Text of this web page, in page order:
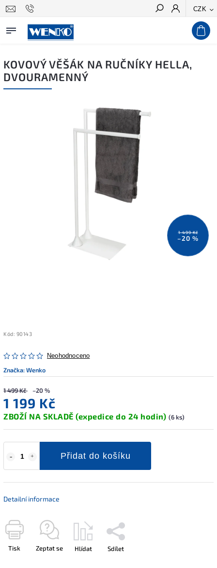
CZK
Hledat
KOVOVÝ VĚŠÁK NA RUČNÍKY HELLA,
DVOURAMENNÝ
1 499 Kč
–20 %
Kód: 90143
Neohodnoceno
Značka:Wenko
1 499 Kč –20 %
1 199 Kč
ZBOŽÍ NA SKLADĚ (expedice do 24 hodin) (6 ks)
Přidat do košíku
Detailní informace
Tisk Zeptat se Hlídat Sdílet